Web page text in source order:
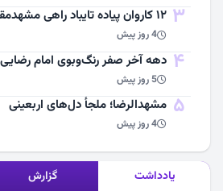
3 ۱۲ کاروان پیاده تایباد راهی مشهدمقدس می‌شوند
4 روز پیش
4 دهه آخر صفر رنگ‌وبوی امام
5 روز پیش
5 مشهد‌الرضا؛ ملجأ دل‌های اربعینی
4 روز پیش
یادداشت گزارش